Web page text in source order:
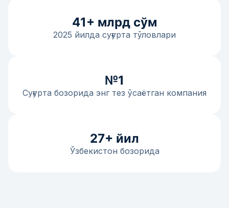
41+ млрд сўм
2025 йилда суғурта тўловлари
№1
Суғурта бозорида энг тез ўсаётган компания
27+ йил
Ўзбекистон бозорида